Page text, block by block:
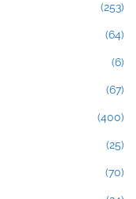
(253)
(64)
(6)
(67)
(400)
(25)
(70)